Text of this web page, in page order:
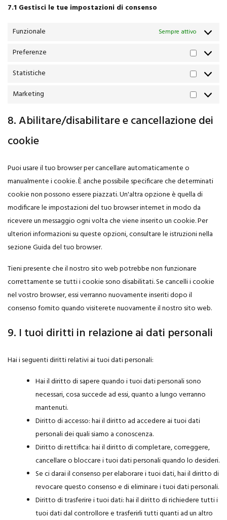
7.1 Gestisci le tue impostazioni di consenso
Funzionale Sempre attivo
Preferenze
Statistiche
Marketing
8. Abilitare/disabilitare e cancellazione dei
cookie
Puoi usare il tuo browser per cancellare automaticamente o
manualmente i cookie. È anche possibile specificare che determinati
cookie non possono essere piazzati. Un'altra opzione è quella di
modificare le impostazioni del tuo browser internet in modo da
ricevere un messaggio ogni volta che viene inserito un cookie. Per
ulteriori informazioni su queste opzioni, consultare le istruzioni nella
sezione Guida del tuo browser.
Tieni presente che il nostro sito web potrebbe non funzionare
correttamente se tutti i cookie sono disabilitati. Se cancelli i cookie
nel vostro browser, essi verranno nuovamente inseriti dopo il
consenso fornito quando visiterete nuovamente il nostro sito web.
9. I tuoi diritti in relazione ai dati personali
Hai i seguenti diritti relativi ai tuoi dati personali:
Hai il diritto di sapere quando i tuoi dati personali sono
necessari, cosa succede ad essi, quanto a lungo verranno
mantenuti.
Diritto di accesso: hai il diritto ad accedere ai tuoi dati
personali dei quali siamo a conoscenza.
Diritto di rettifica: hai il diritto di completare, correggere,
cancellare o bloccare i tuoi dati personali quando lo desideri.
Se ci darai il consenso per elaborare i tuoi dati, hai il diritto di
revocare questo consenso e di eliminare i tuoi dati personali.
Diritto di trasferire i tuoi dati: hai il diritto di richiedere tutti i
tuoi dati dal controllore e trasferirli tutti quanti ad un altro